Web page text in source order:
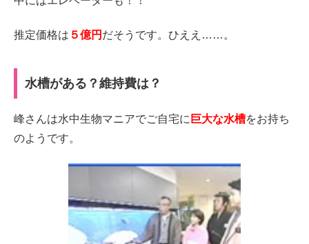
推定価格は ５億円 だそうです。ひええ……。
水槽がある？維持費は？
峰さんは水中生物マニアでご自宅に 巨大な水槽をお持ち
のようです。